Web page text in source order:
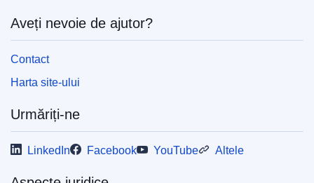
IMMC : RAD-T-0150-2022
Aveți nevoie de ajutor?
Contact
Harta site-ului
Urmăriți-ne
LinkedIn Facebook YouTube Altele